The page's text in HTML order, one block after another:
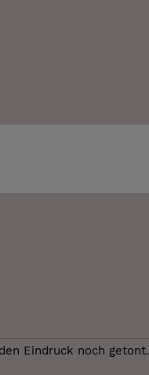
Eindruck noch getont.